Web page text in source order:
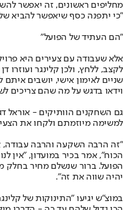
מחליפים ראשונים, זה יאפשר
"כי יתפנה כסף שיאפשר להביא
"הם העתיד של הפועל"
אלא שעבודה עם צעירים היא
לקצב, ללחץ, ולכן קלינגר ועוזרו
שניים לאימון אישי, יושבים
וידאו בדגש על מה שהם צריכים
גם השחקנים הוותיקים - אוראל
למשימה מיוזמתם ולקחו את
"זה הרבה השקעה והרבה עבודה,
הכוח", אמר בכיר במועדון, "אין
הפועל. ברור שנשלם מחיר בחלק
יהיה שווה את זה".
במוצ"ש יגיעו "התינוקות של